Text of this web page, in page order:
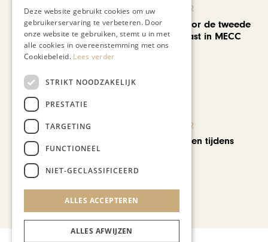
KUNST & CULTUUR
EuropArtFair voor de tweede
keer op rij te gast in MECC
Maastricht
KUNST & CULTUUR
Wereldse beelden tijdens
Bekijk alle artikelen
Deze website gebruikt cookies om uw
gebruikerservaring te verbeteren. Door
onze website te gebruiken, stemt u in met
alle cookies in overeenstemming met ons
Cookiebeleid. Lees verder
STRIKT NOODZAKELIJK
PRESTATIE
TARGETING
FUNCTIONEEL
NIET-GECLASSIFICEERD
ALLES ACCEPTEREN
ALLES AFWIJZEN